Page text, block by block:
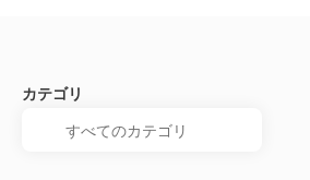
カテゴリ